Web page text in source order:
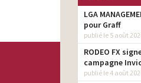
LGA
pour Graff
publié le 5 août
RODEO FX
campagne
publié le 4 août